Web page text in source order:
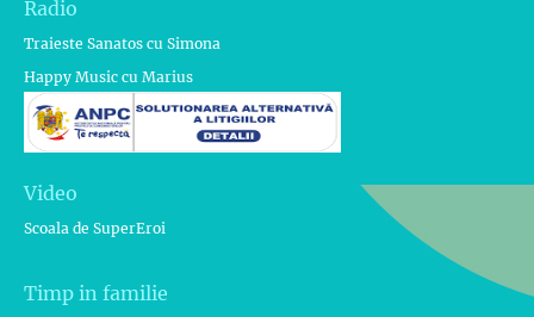
Radio
Traieste Sanatos cu Simona
Happy Music cu Marius
Video
Scoala de SuperEroi
Timp in familie